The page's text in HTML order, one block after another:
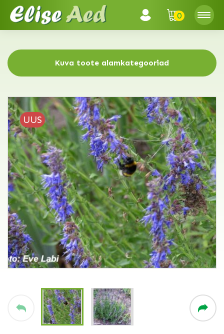
0
Kuva toote alamkategooriad
UUS